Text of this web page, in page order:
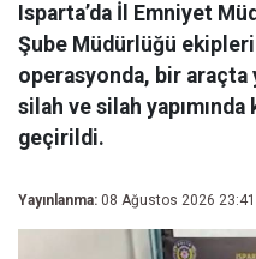
Isparta’da İl Emniyet
Şube Müdürlüğü
operasyonda, bir araçta
silah ve silah
geçirildi.
Yayınlanma: 08 Ağustos 2026 23:41